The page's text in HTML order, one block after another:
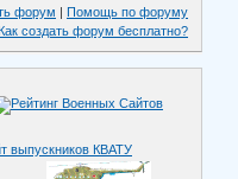
форум Помощь по форуму